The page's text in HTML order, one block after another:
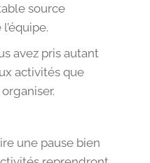
source
avez pris autant
activités que
une pause bien